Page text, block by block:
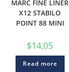
MARC FINE LINER
X12 STABILO
POINT 88 MINI
$14,05
Read more